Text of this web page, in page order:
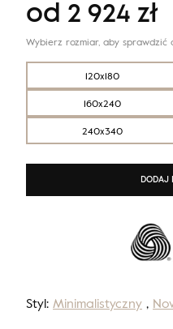
Styl: Minimalistyczny ,
120x180
160x240
240x340
od 2 924 zł
Wybierz rozmiar, aby sprawdzić
DODAJ